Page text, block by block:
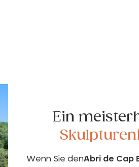
Ein
Wenn Sie denAbri de Cap